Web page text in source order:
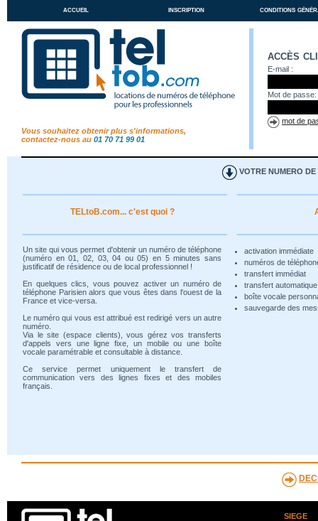
accueil inscription conditions
Vous souhaitez obtenir plus s'informations,
contactez-nous au 01 70 71 99 01
accès
E-mail :
Mot de passe:
mot de
VOTRE NUMERO DE
TELtoB.com... c'est quoi ?
Un site qui vous permet d'obtenir un numéro de téléphone
(numéro en 01, 02, 03, 04 ou 05) en 5 minutes sans
justificatif de résidence ou de local professionnel !
En quelques clics, vous pouvez activer un numéro de
téléphone Parisien alors que vous êtes dans l'ouest de la
France et vice-versa.
Le numéro qui vous est attribué est redirigé vers un autre
numéro.
Via le site (espace clients), vous gérez vos transferts
d'appels vers une ligne fixe, un mobile ou une boîte
vocale paramétrable et consultable à distance.
Ce service permet uniquement le transfert de
communication vers des lignes fixes et des mobiles
français.
activation immédiate
numéros de
transfert immédiat
transfert
boîte vocale
sauvegarde des
SIEGE